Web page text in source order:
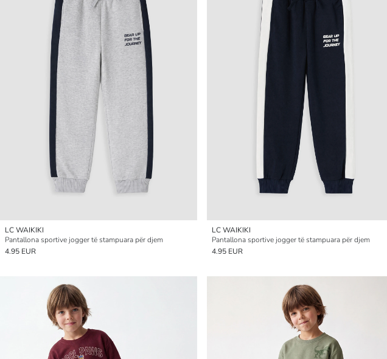
LC WAIKIKI
Pantallona sportive jogger të stampuara për djem
4.95 EUR
LC WAIKIKI
Pantallona sportive jogger të stampuara për djem
4.95 EUR